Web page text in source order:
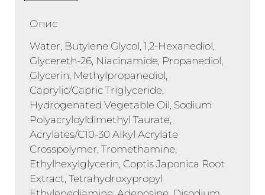
Опис
Water, Butylene Glycol, 1,2-Hexanediol,
Glycereth-26, Niacinamide, Propanediol,
Glycerin, Methylpropanediol,
Caprylic/Capric Triglyceride,
Hydrogenated Vegetable Oil, Sodium
Polyacryloyldimethyl Taurate,
Acrylates/C10-30 Alkyl Acrylate
Crosspolymer, Tromethamine,
Ethylhexylglycerin, Coptis Japonica Root
Extract, Tetrahydroxypropyl